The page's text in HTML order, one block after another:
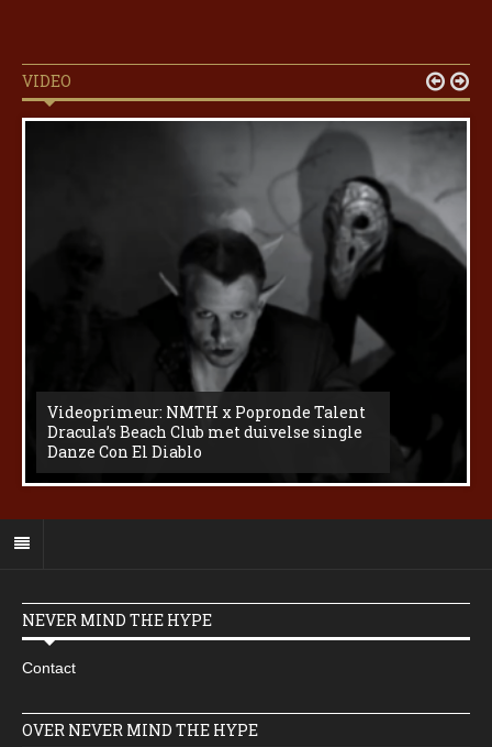
VIDEO
Videoprimeur: NMTH x Popronde Talent
Dracula’s Beach Club met duivelse single
Danze Con El Diablo
 
NEVER MIND THE HYPE
Contact
OVER NEVER MIND THE HYPE